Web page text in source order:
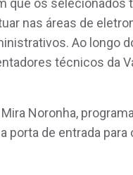
que os selecionados
nas áreas de
Ao longo
técnicos da
Noronha,
de entrada para